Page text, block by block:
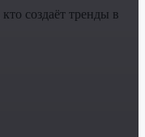
создаёт тренды в